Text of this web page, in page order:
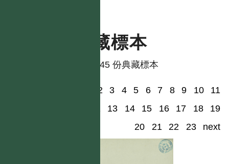
典藏標本
共有 45 份典藏標本
2 3 4 5 6 7 8 9 10
11
13 14 15 16 17 18
19
20
21 22 23 next